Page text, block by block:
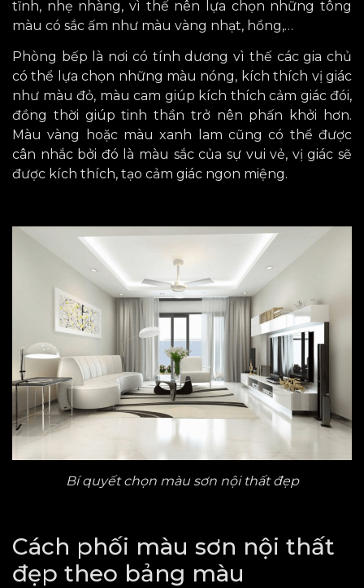
tĩnh, nhẹ nhàng, vì thế nên lựa chọn những tông
màu có sắc ấm như màu vàng nhạt, hồng,…
Phòng bếp là nơi có tính dươngvì thế các gia chủ
có thể
lựa chọn những màu nóng, kích thích vị giác
như màu đỏ, màu cam giúp kích thích cảm giác đói,
đồng thời giúp tinh thần trở nên phấn khởi hơn.
Màu vàng hoặc màuxanh lam cũng có thể được
cân nhắc bởi đó là màu sắccủa sự vui vẻ, vị giác sẽ
được kích thích, tạo cảm giác ngon miệng.
Bí quyết chọn màu sơn nội thất đẹp
Cách phối màu sơn nội thất
đẹp theo bảng màu